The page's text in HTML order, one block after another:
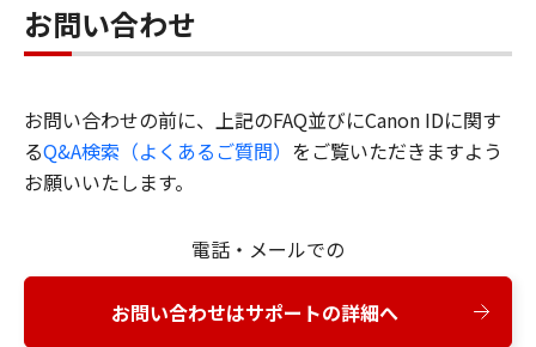
お問い合わせ
お問い合わせの前に、上記のFAQ並びにCanon IDに関す
るQ&A検索（よくあるご質問） をご覧いただきますよう
お願いいたします。
電話・メールでの
お問い合わせはサポートの詳細へ